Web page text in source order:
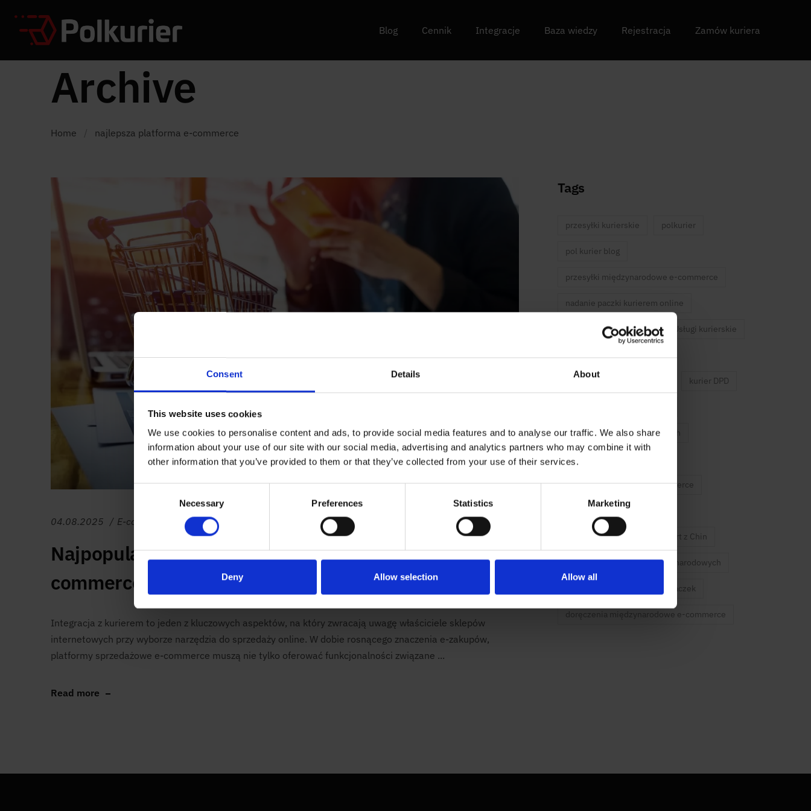
Consent Details About
This website uses cookies
We use cookies to personalise content and ads, to provide social media features and to analyse our traffic. We also share
information about your use of our site with our social media, advertising and analytics partners who may combine it with
other information that you’ve provided to them or that they’ve collected from your use of their services.
Consent
Necessary Preferences Statistics Marketing
Deny Allow selection Allow all
Blog Cennik Integracje Baza wiedzy Rejestracja Zamów kuriera
Archive
Home najlepsza platforma e-commerce
04.08.2025 E-commerce Porady
Najpopularniejsze platformy sprzedażowe dla e-
commerce. Ranking
Integracja z kurierem to jeden z kluczowych aspektów, na który zwracają uwagę właściciele sklepów
internetowych przy wyborze narzędzia do sprzedaży online. W dobie rosnącego znaczenia e-zakupów,
platformy sprzedażowe e-commerce muszą nie tylko oferować funkcjonalności związane ...
Read more
Tags
przesyłki kurierskie polkurier
pol kurier blog
przesyłki międzynarodowe e-commerce
nadanie paczki kurierem online
szybka wysyłka paczek Usługi kurierskie
wysyłka paczki za granicę
przesyłki międzynarodowe kurier DPD
transport towarów na paletach
kurier paletowy
integracje kurierskie e-commerce
kurier dla firm e-commerce
kurier ekologiczny import z Chin
pakowanie przesyłek międzynarodowych
transport międzynarodowy paczek
doręczenia międzynarodowe e-commerce